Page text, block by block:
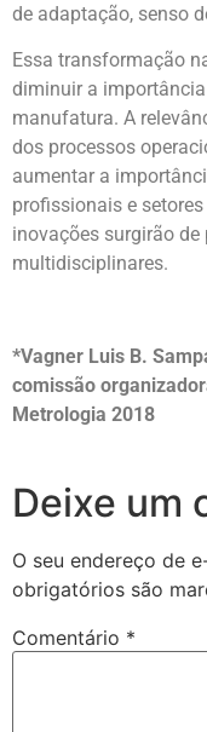
de adaptação, senso
Essa transformação
diminuir a
manufatura. A
dos processos
aumentar a
profissionais e
inovações surgirão
multidisciplinares.
*Vagner Luis B.
comissão
Metrologia 2018
Deixe um
O seu endereço de
obrigatórios são
Comentário *